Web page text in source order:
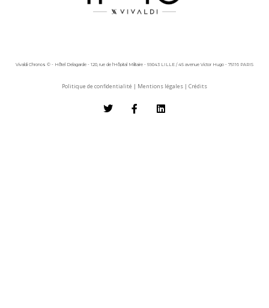
Vivaldi Chronos © - Hôtel Delagarde - 120, rue de l'Hôpital Militaire - 59043 LILLE / 45 avenue Victor Hugo - 75116 PARIS
Politique de confidentialité | Mentions légales | Crédits